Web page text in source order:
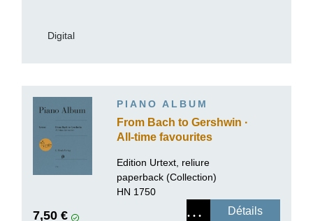
Digital
PIANO ALBUM
From Bach to Gershwin ·
All-time favourites
Edition Urtext, reliure
paperback (Collection)
HN 1750
7,50 € Détails